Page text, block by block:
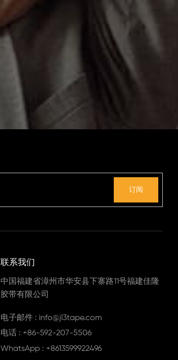
联系我们
中国福建省漳州市华安县下寨路11号福建佳隆
胶带有限公司
电子邮件 : info@jl3tape.com
电话 : +86-592-207-5506
WhatsApp : +8613599922496